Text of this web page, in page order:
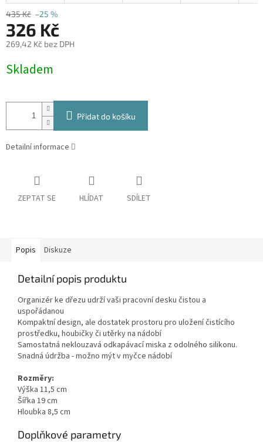
435 Kč –25 %
326 Kč
269,42 Kč bez DPH
cena:
Skladem
Přidat do košíku
Detailní informace
ZEPTAT SE HLÍDAT SDÍLET
Popis Diskuze
Detailní popis produktu
Organizér ke dřezu udrží vaši pracovní desku čistou a
uspořádanou
Kompaktní design, ale dostatek prostoru pro uložení čistícího
prostředku, houbičky či utěrky na nádobí
Samostatná neklouzavá odkapávací miska z odolného silikonu.
Snadná údržba - možno mýt v myčce nádobí
Rozměry:
Výška 11,5 cm
Šířka 19 cm
Hloubka 8,5 cm
Doplňkové parametry